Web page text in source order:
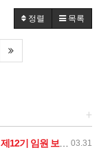
정렬 목록
+
03.31
궐선거결과 공고